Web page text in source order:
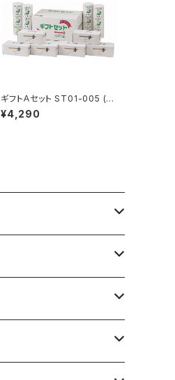
ギフトＡセット ST01-005 (2
70020)
¥4,290